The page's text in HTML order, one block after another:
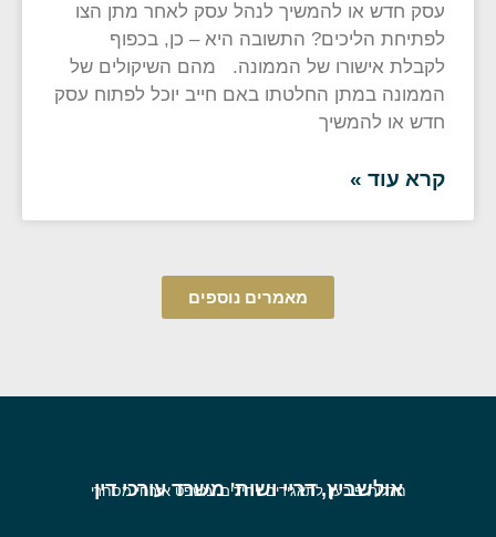
עסק חדש או להמשיך לנהל עסק לאחר מתן הצו
לפתיחת הליכים? התשובה היא – כן, בכפוף
לקבלת אישורו של הממונה. מהם השיקולים של
הממונה במתן החלטתו באם חייב יוכל לפתוח עסק
חדש או להמשיך
קרא עוד »
מאמרים נוספים
אולשביץ, דריי ושות' משרד עורכי דין
חדלות פירעון לתאגידים ויחידים ומשפט אזרחי מסחרי